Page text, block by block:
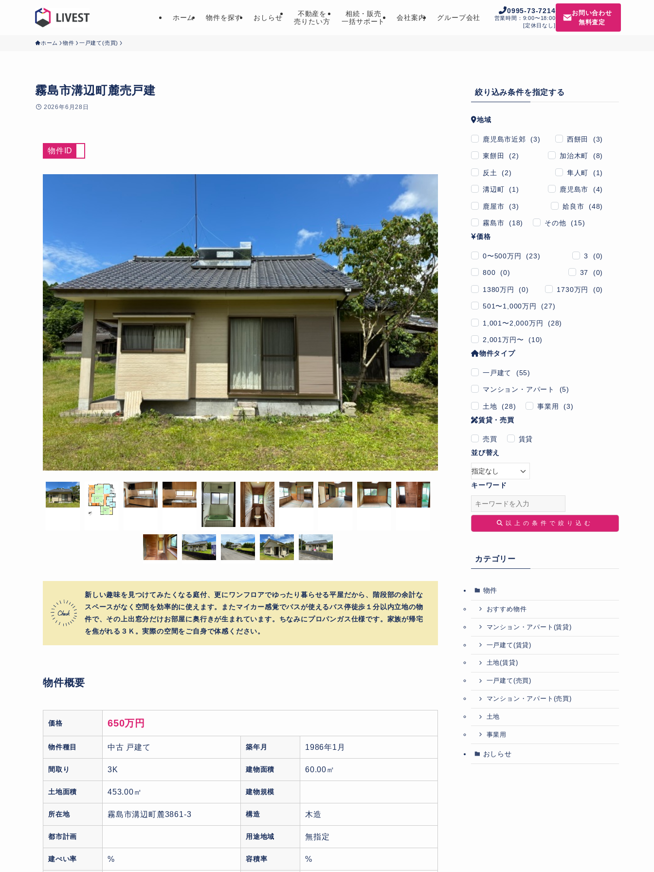
ホーム 物件を探す おしらせ
不動産を
売りたい方
相続・販売
一括サポート
会社案内 グループ会社
0995-73-7214
営業時間：9:00〜18:00
[定休日なし]
お問い合わせ
無料査定
ホーム 物件 一戸建て(売買)
霧島市溝辺町麓売戸建
2026年6月28日
物件ID
新しい趣味を見つけてみたくなる庭付、更にワンフロアでゆったり暮らせる平屋だから、階段部の余計な
スペースがなく空間を効率的に使えます。またマイカー感覚でバスが使えるバス停徒歩１分以内立地の物
件で、その上出窓分だけお部屋に奥行きが生まれています。ちなみにプロパンガス仕様です。家族が帰宅
を焦がれる３Ｋ。実際の空間をご自身で体感ください。
物件概要
価格 650万円
物件種目 中古 戸建て 築年月 1986年1月
間取り 3K 建物面積 60.00㎡
土地面積 453.00㎡ 建物規模
所在地 霧島市溝辺町麓3861-3 構造 木造
都市計画 用途地域 無指定
建ぺい率 % 容積率 %
絞り込み条件を指定する
地域
鹿児島市近郊 (3) 西餅田 (3)
東餅田 (2) 加治木町 (8)
反土 (2) 隼人町 (1)
溝辺町 (1) 鹿児島市 (4)
鹿屋市 (3) 姶良市 (48)
霧島市 (18)
その他 (15)
価格
0〜500万円 (23) 3 (0)
800 (0) 37 (0)
1380万円 (0) 1730万円 (0)
501〜1,000万円 (27)
1,001〜2,000万円 (28)
2,001万円〜 (10)
物件タイプ
一戸建て (55)
マンション・アパート (5)
土地 (28)
事業用 (3)
賃貸・売買
売買
賃貸
並び替え
キーワード
以上の条件で絞り込む
カテゴリー
物件
おすすめ物件
マンション・アパート(賃貸)
一戸建て(賃貸)
土地(賃貸)
一戸建て(売買)
マンション・アパート(売買)
土地
事業用
おしらせ